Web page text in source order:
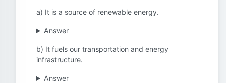
a) It is a source of renewable energy.
Answer
b) It fuels our transportation and energy
infrastructure.
Answer